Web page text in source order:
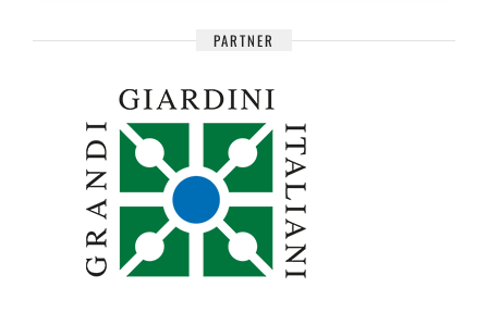
PARTNER